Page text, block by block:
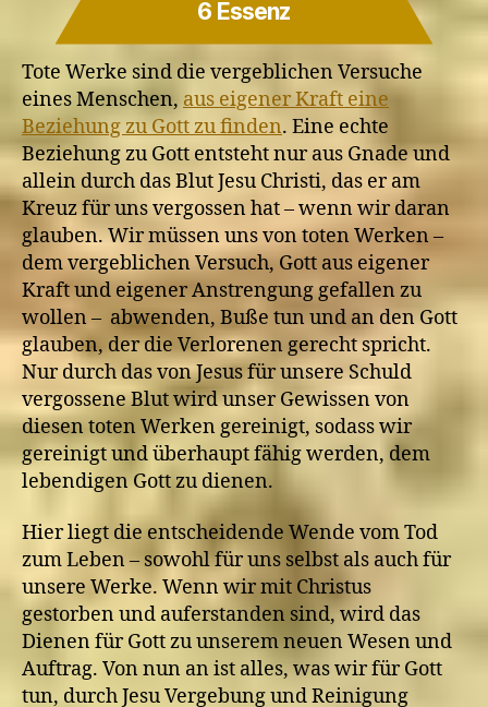
6 Essenz
Tote Werke sind die vergeblichen Versuche
eines Menschen, aus eigener Kraft eine
Beziehung zu Gott zu finden. Eine echte
Beziehung zu Gott entsteht nur aus Gnade und
allein durch das Blut Jesu Christi, das er am
Kreuz für uns vergossen hat – wenn wir daran
glauben. Wir müssen uns von toten Werken –
dem vergeblichen Versuch, Gott aus eigener
Kraft und eigener Anstrengung gefallen zu
wollen – abwenden, Buße tun und an den Gott
glauben, der die Verlorenen gerecht spricht.
Nur durch das von Jesus für unsere Schuld
vergossene Blut wird unser Gewissen von
diesen toten Werken gereinigt, sodass wir
gereinigt und überhaupt fähig werden, dem
lebendigen Gott zu dienen.
Hier liegt die entscheidende Wende vom Tod
zum Leben – sowohl für uns selbst als auch für
unsere Werke. Wenn wir mit Christus
gestorben und auferstanden sind, wird das
Dienen für Gott zu unserem neuen Wesen und
Auftrag. Von nun an ist alles, was wir für Gott
tun, durch Jesu Vergebung und Reinigung